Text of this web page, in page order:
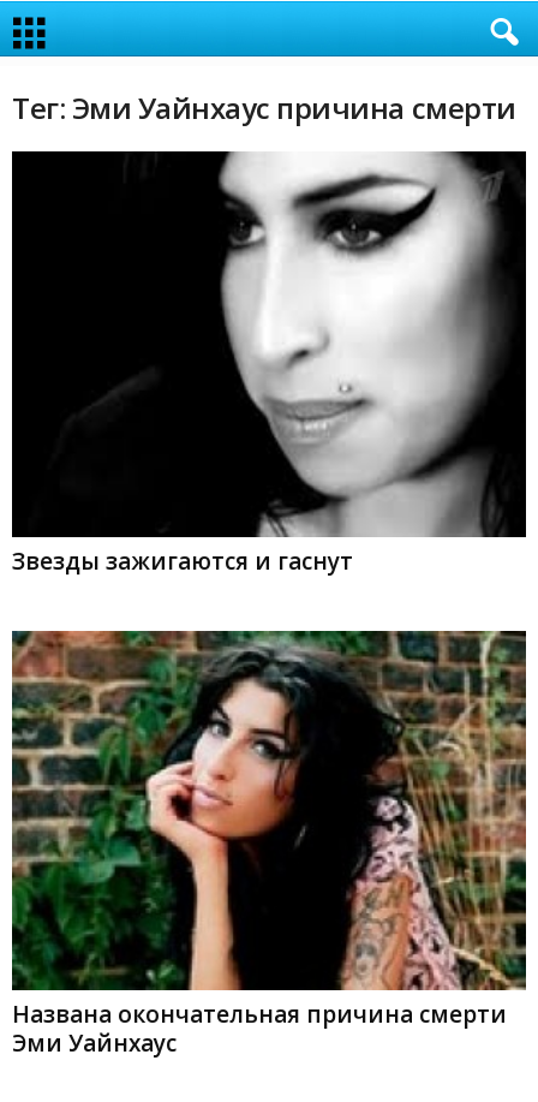
Тег: Эми Уайнхаус причина смерти
Звезды зажигаются и гаснут
Названа окончательная причина смерти
Эми Уайнхаус